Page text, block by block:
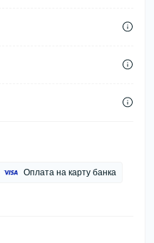
Оплата на карту банка